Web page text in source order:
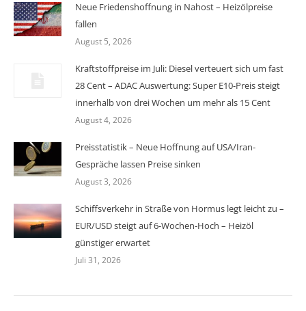
Neue Friedenshoffnung in Nahost – Heizölpreise
fallen
August 5, 2026
Kraftstoffpreise im Juli: Diesel verteuert sich um fast
28 Cent – ADAC Auswertung: Super E10-Preis steigt
innerhalb von drei Wochen um mehr als 15 Cent
August 4, 2026
Preisstatistik – Neue Hoffnung auf USA/Iran-
Gespräche lassen Preise sinken
August 3, 2026
Schiffsverkehr in Straße von Hormus legt leicht zu –
EUR/USD steigt auf 6-Wochen-Hoch – Heizöl
günstiger erwartet
Juli 31, 2026